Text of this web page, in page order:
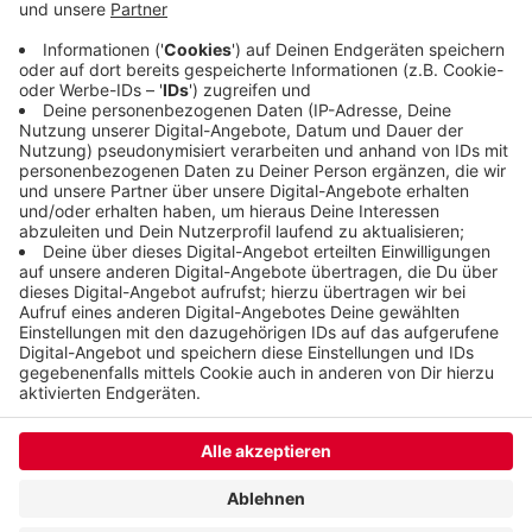
Panda gefahren hat, der rechts vorne ebenfalls
erhebliche Schäden haben müsste. Sie hofft auf
Hilfe von Zeugen.
Veröffentlicht: Donnerstag, 04.02.2021 15:00
Anzeige
Anzeige